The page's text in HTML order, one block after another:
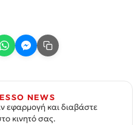
NEWS
εφαρμογή και διαβάστε
κινητό σας.